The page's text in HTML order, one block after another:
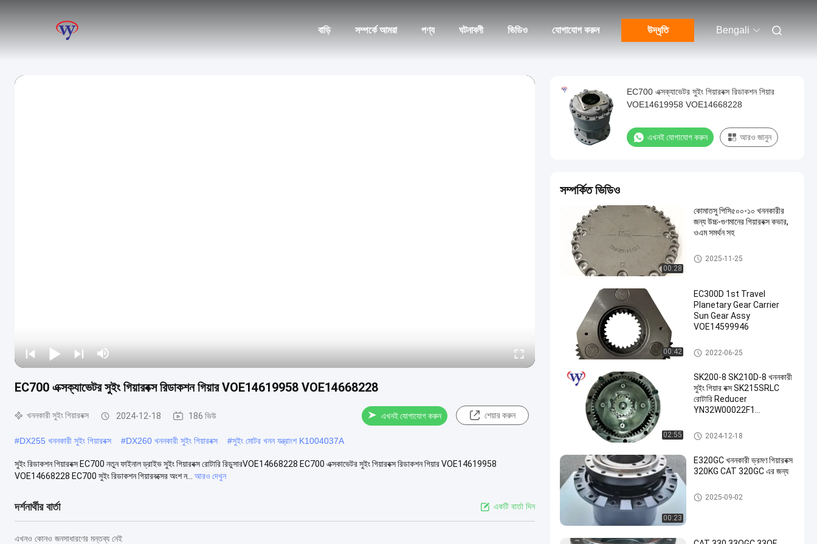
বাড়ি সম্পর্কে আমরা পণ্য ঘটনাবলী ভিডিও যোগাযোগ করুন উদ্ধৃতি Bengali
EC700 এক্সক্যাভেটর সুইং গিয়ারবক্স রিডাকশন গিয়ার VOE14619958 VOE14668228
খননকারী সুইং গিয়ারবক্স 2024-12-18 186 ভিউ এখনই যোগাযোগ করুন শেয়ার করুন
#DX255 খননকারী সুইং গিয়ারবক্স #DX260 খননকারী সুইং গিয়ারবক্স #সুইং মোটর খনন যন্ত্রাংশ K1004037A
সুইং রিডাকশন গিয়ারবক্স EC700 নতুন ফাইনাল ড্রাইভ সুইং গিয়ারবক্স রোটারি রিডুসারVOE14668228 EC700 এক্সকাভেটর সুইং গিয়ারবক্স রিডাকশন গিয়ার VOE14619958
VOE14668228 EC700 সুইং রিডাকশন গিয়ারবক্সের অংশ ন...
আরও দেখুন
দর্শনার্থীর বার্তা একটি বার্তা দিন
এখনও কোনও জনসাধারণের মন্তব্য নেই
EC700 এক্সক্যাভেটর সুইং গিয়ারবক্স রিডাকশন গিয়ার
VOE14619958 VOE14668228
এখনই যোগাযোগ করুন আরও জানুন
সম্পর্কিত ভিডিও
00:28
কোমাতসু পিসি৫০০-১০ খননকারীর
জন্য উচ্চ-গুণমানের গিয়ারবক্স কভার,
ওএম সমর্থন সহ
খননকারী সুইং গিয়ারবক্স
2025-11-25
00:42
EC300D 1st Travel
Planetary Gear Carrier
Sun Gear Assy
VOE14599946
গ্রহ ক্যারিয়ার সমাবেশ
2022-06-25
02:55
SK200-8 SK210D-8 খননকারী
সুইং গিয়ার বক্স SK215SRLC
রোটারি Reducer
YN32W00022F1
খননকারী সুইং গিয়ারবক্স
2024-12-18
00:23
E320GC খননকারী ভ্রমণ গিয়ারবক্স
320KG CAT 320GC এর জন্য
খননকারী গিয়ারবক্স
2025-09-02